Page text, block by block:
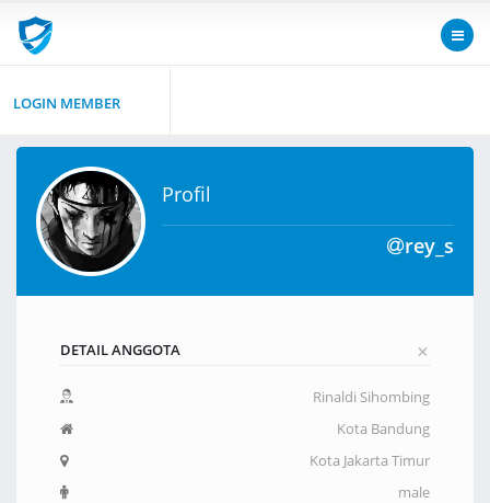
LOGIN MEMBER
Profil
rey_s
DETAIL ANGGOTA +
Rinaldi Sihombing
Kota Bandung
Kota Jakarta Timur
male